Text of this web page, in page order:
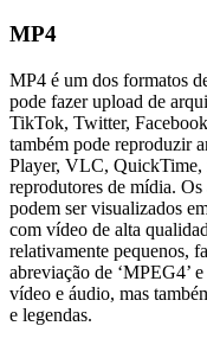
MP4
MP4 é um dos formatos
pode fazer upload de
TikTok, Twitter,
também pode reproduzir
Player, VLC, QuickTime,
reprodutores de mídia.
podem ser visualizados
com vídeo de alta
relativamente pequenos,
abreviação de ‘MPEG4’
vídeo e áudio, mas
e legendas.